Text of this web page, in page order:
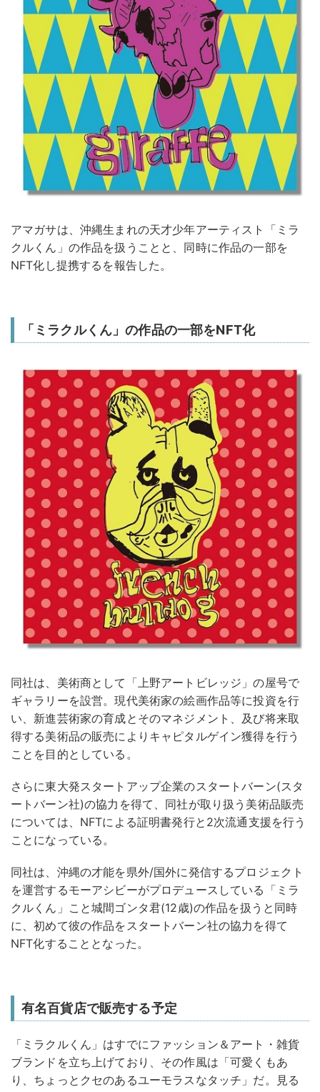
アマガサは、沖縄生まれの天才少年アーティスト「ミラ
クルくん」の作品を扱うことと、同時に作品の一部を
NFT化し提携するを報告した。
「ミラクルくん」の作品の一部をNFT化
同社は、美術商として「上野アートビレッジ」の屋号で
ギャラリーを設営。現代美術家の絵画作品等に投資を⾏
い、新進芸術家の育成とそのマネジメント、及び将来取
得する美術品の販売によりキャピタルゲイン獲得を⾏う
ことを目的としている。
さらに東⼤発スタートアップ企業のスタートバーン(スタ
ートバーン社)の協⼒を得て、同社が取り扱う美術品販売
については、NFTによる証明書発⾏と2次流通⽀援を⾏う
ことになっている。
同社は、沖縄の才能を県外/国外に発信するプロジェクト
を運営するモーアシビーがプロデュースしている「ミラ
クルくん」こと城間ゴンタ君(12歳)の作品を扱うと同時
に、初めて彼の作品をスタートバーン社の協⼒を得て
NFT化することとなった。
有名百貨店で販売する予定
「ミラクルくん」はすでにファッション＆アート・雑貨
ブランドを⽴ち上げており、その作⾵は「可愛くもあ
り、ちょっとクセのあるユーモラスなタッチ」だ。⾒る